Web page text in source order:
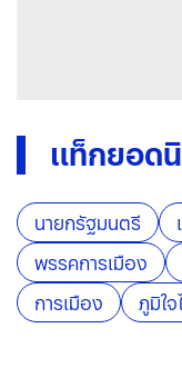
แท็กยอด
นายกรัฐมนตรี
พรรคการเมือง
การเมือง
ภูมิใจ